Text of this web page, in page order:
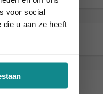
voor social
u aan ze heeft
19:00 - 21:00